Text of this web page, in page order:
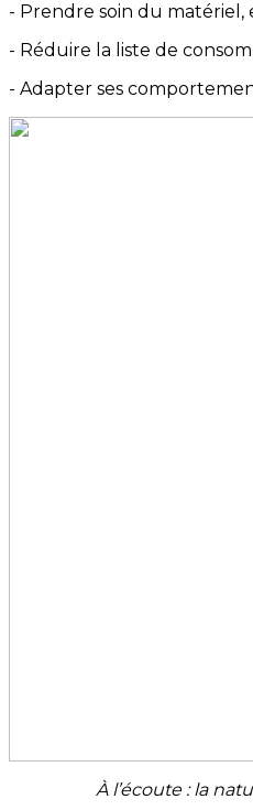
- Prendre soin du
- Réduire la liste de
- Adapter ses
À l’écoute : la